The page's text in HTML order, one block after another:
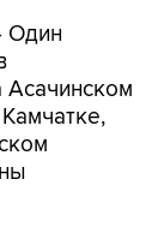
Один